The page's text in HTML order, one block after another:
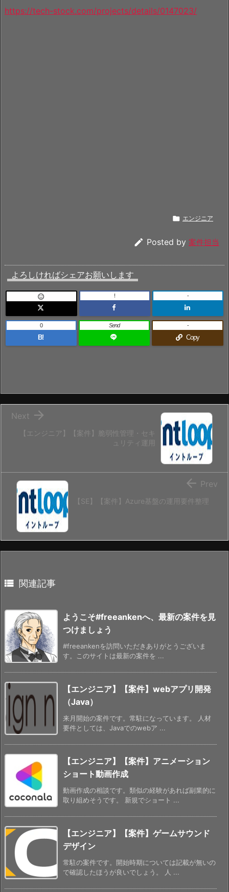
https://tech-stock.com/projects/details/0147023/
 エンジニア
 Posted by 案件担当
よろしければシェアお願いします
 ! -
B!
0 Send
Copy
-
【エンジニア】【案件】脆弱性管理・セキ
ュリティ運用

Next
【SE】【案件】Azure基盤の運用要件整理
 Prev
 関連記事
ようこそ#freeankenへ、最新の案件を見
つけましょう
#freeankenを訪問いただきありがとうございま
す。このサイトは最新の案件を ...
【エンジニア】【案件】webアプリ開発
（Java）
来月開始の案件です。常駐になっています。 人材
要件としては、Javaでのwebア ...
【エンジニア】【案件】アニメーション
ショート動画作成
動画作成の相談です。類似の経験があれば副業的に
取り組めそうです。 新規でショート ...
【エンジニア】【案件】ゲームサウンド
デザイン
常駐の案件です。開始時期については記載が無いの
で確認したほうが良いでしょう。 人 ...